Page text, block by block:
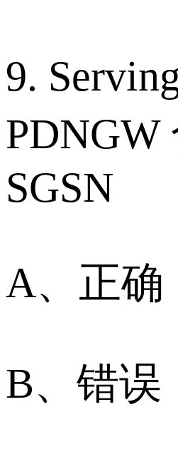
9.
PDNGW
SGSN
A、正确
B、错误